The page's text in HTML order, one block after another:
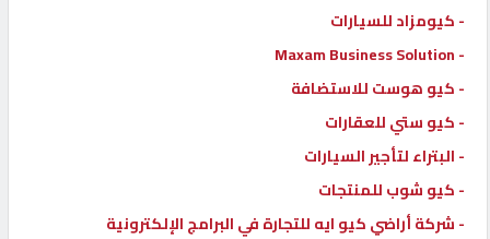
- كيومزاد للسيارات
- Maxam Business Solution
- كيو هوست للاستضافة
- كيو ستي للعقارات
- البتراء لتأجير السيارات
- كيو شوب للمنتجات
- شركة أراضي كيو ايه للتجارة في البرامج الإلكترونية